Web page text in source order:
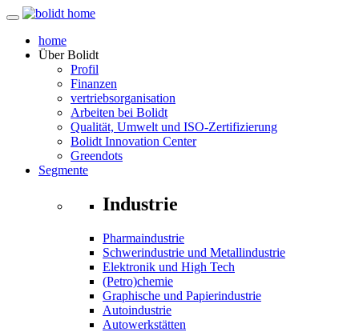
home
ÜberBolidt
Profil
Finanzen
vertriebsorganisation
Arbeiten bei Bolidt
Qualität, Umwelt und ISO-Zertifizierung
Bolidt Innovation Center
Greendots
Segmente
Industrie
Pharmaindustrie
Schwerindustrie und Metallindustrie
Elektronik und High Tech
(Petro)chemie
Graphische und Papierindustrie
Autoindustrie
Autowerkstätten